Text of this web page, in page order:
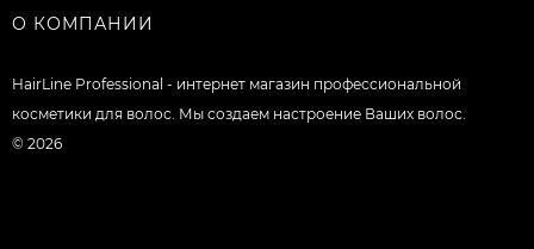
О КОМПАНИИ
HairLine Professional - интернет магазин профессиональной
косметики для волос. Мы создаем настроение Ваших волос.
© 2026